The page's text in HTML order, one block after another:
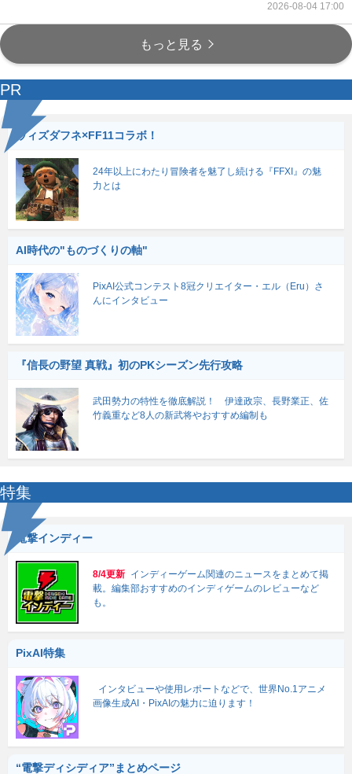
2026-08-04 17:00
もっと見る
PR
ウィズダフネ×FF11コラボ！
24年以上にわたり冒険者を魅了し続ける『FFXI』の魅
力とは
AI時代の"ものづくりの軸"
PixAI公式コンテスト8冠クリエイター・エル（Eru）さ
んにインタビュー
『信長の野望 真戦』初のPKシーズン先行攻略
武田勢力の特性を徹底解説！ 伊達政宗、長野業正、佐
竹義重など8人の新武将やおすすめ編制も
特集
電撃インディー
8/4更新 インディーゲーム関連のニュースをまとめて掲
載。編集部おすすめのインディゲームのレビューなど
も。
PixAI特集
インタビューや使用レポートなどで、世界No.1アニメ
画像生成AI・PixAIの魅力に迫ります！
“電撃ディシディア”まとめページ